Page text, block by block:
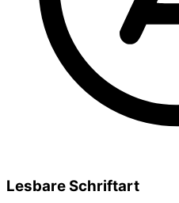
Lesbare Schriftart